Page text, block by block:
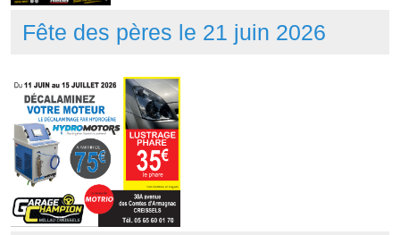
Fête des pères le 21 juin 2026